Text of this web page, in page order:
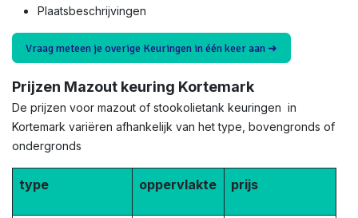
Plaatsbeschrijvingen
Vraag meteen je overige Keuringen in één keer aan ➜
Prijzen Mazout keuring Kortemark
De prijzen voor mazout of stookolietank keuringen in
Kortemark variëren afhankelijk van het type, bovengronds of
ondergronds
type oppervlakte prijs